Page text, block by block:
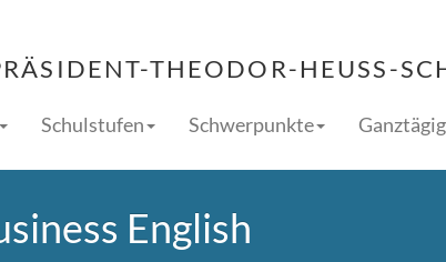
THEODOR-HEUSS-
Schulstufen Schwerpunkte
English